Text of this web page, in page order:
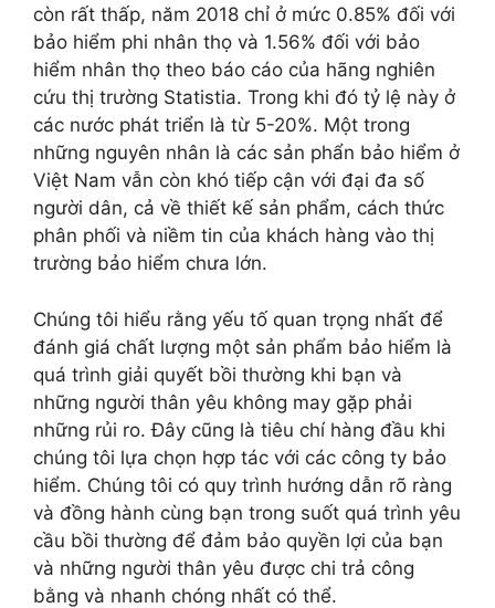
còn rất thấp, năm 2018 chỉ ở mức 0.85% đối với
bảo hiểm phi nhân thọ và 1.56% đối với bảo
hiểm nhân thọ theo báo cáo của hãng nghiên
cứu thị trường Statistia. Trong khi đó tỷ lệ này ở
các nước phát triển là từ 5-20%. Một trong
những nguyên nhân là các sản phẩn bảo hiểm ở
Việt Nam vẫn còn khó tiếp cận với đại đa số
người dân, cả về thiết kế sản phẩm, cách thức
phân phối và niềm tin của khách hàng vào thị
trường bảo hiểm chưa lớn.
Chúng tôi hiểu rằng yếu tố quan trọng nhất để
đánh giá chất lượng một sản phẩm bảo hiểm là
quá trình giải quyết bồi thường khi bạn và
những người thân yêu không may gặp phải
những rủi ro. Đây cũng là tiêu chí hàng đầu khi
chúng tôi lựa chọn hợp tác với các công ty bảo
hiểm. Chúng tôi có quy trình hướng dẫn rõ ràng
và đồng hành cùng bạn trong suốt quá trình yêu
cầu bồi thường để đảm bảo quyền lợi của bạn
và những người thân yêu được chi trả công
bằng và nhanh chóng nhất có thể.